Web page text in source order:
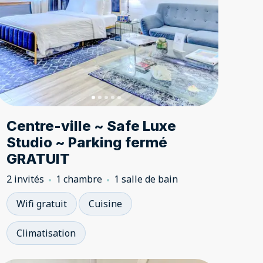
Centre-ville ~ Safe Luxe
Studio ~ Parking fermé
GRATUIT
2 invités 1 chambre
1 salle de bain
Wifi gratuit
Cuisine
Climatisation